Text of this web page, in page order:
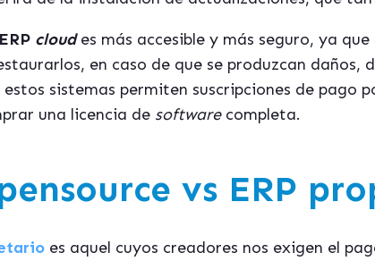
ERP cloud es más accesible y más seguro, ya
en caso de que se produzcan
estos sistemas permiten suscripciones de pago
una licencia de softwarecompleta.
vs ERP
es aquel cuyos creadores nos exigen el